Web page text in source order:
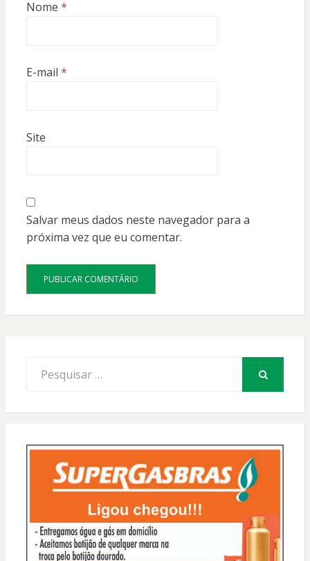
Nome *
E-mail *
Site
Salvar meus dados neste navegador para a
próxima vez que eu comentar.
por: